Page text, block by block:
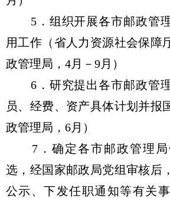
5．组织开展各市邮政管
用工作（省人力资源社会保障
政管理局，4月－9月）
6．研究提出各市邮政管理
员、经费、资产具体计划并报
政管理局，6月）
7．确定各市邮政管理局
选，经国家邮政局党组审核后
公示、下发任职通知等有关